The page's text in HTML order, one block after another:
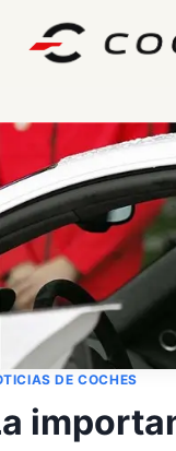
DE COCHES